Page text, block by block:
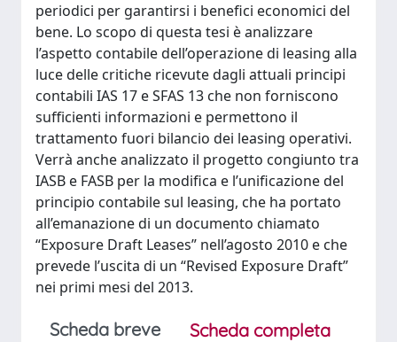
periodici per garantirsi i benefici economici del
bene. Lo scopo di questa tesi è analizzare
l’aspetto contabile dell’operazione di leasing alla
luce delle critiche ricevute dagli attuali principi
contabili IAS 17 e SFAS 13 che non forniscono
sufficienti informazioni e permettono il
trattamento fuori bilancio dei leasing operativi.
Verrà anche analizzato il progetto congiunto tra
IASB e FASB per la modifica e l’unificazione del
principio contabile sul leasing, che ha portato
all’emanazione di un documento chiamato
“Exposure Draft Leases” nell’agosto 2010 e che
prevede l’uscita di un “Revised Exposure Draft”
nei primi mesi del 2013.
Scheda breve
Scheda completa